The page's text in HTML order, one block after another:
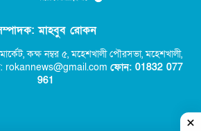
মাহবুব রোকন
কক্ষ নম্বর ৫,মহেশখালী পৌরসভা, মহেশখালী,
rokannews@gmail.com ফোন: 01832 077
961